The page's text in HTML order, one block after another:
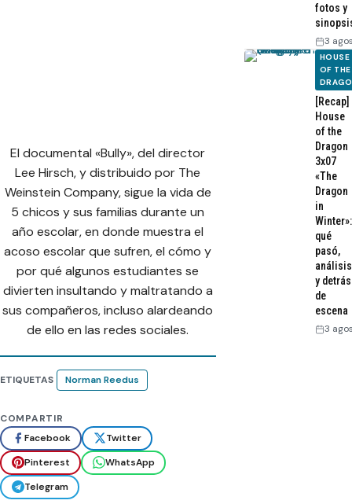
El documental «Bully», del director
Lee Hirsch, y distribuido por The
Weinstein Company, sigue la vida de
5 chicos y sus familias durante un
año escolar, en donde muestra el
acoso escolar que sufren, el cómo y
por qué algunos estudiantes se
divierten insultando y maltratando a
sus compañeros, incluso alardeando
de ello en las redes sociales.
ETIQUETAS Norman Reedus
COMPARTIR
Facebook
Twitter
Pinterest
WhatsApp
Telegram
fotos y
3
HOUSE
OF THE
[Recap]
House
of the
Dragon
3x07
«The
Dragon
in
Winter»:
qué
pasó,
análisis
y detrás
de
escena
3